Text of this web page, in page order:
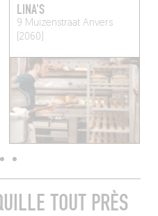
LINA'S
9 MuizenstraatAnvers
(2060)
TOUT PRÈS